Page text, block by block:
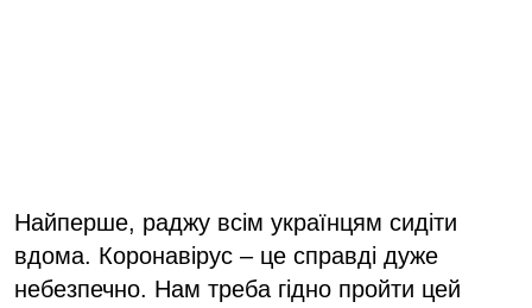
Найперше, раджу всім українцям сидіти
вдома. Коронавірус – це справді дуже
небезпечно. Нам треба гідно пройти цей